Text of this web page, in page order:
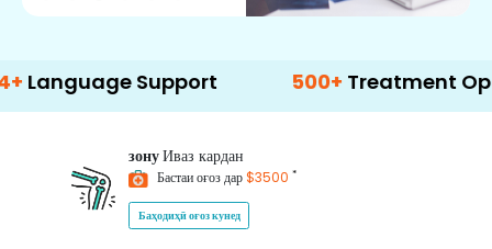
Support 500+ Treatment Options
зонуИваз кардан
Бастаи оғоз дар$3500 *
Баҳодиҳӣ оғоз кунед